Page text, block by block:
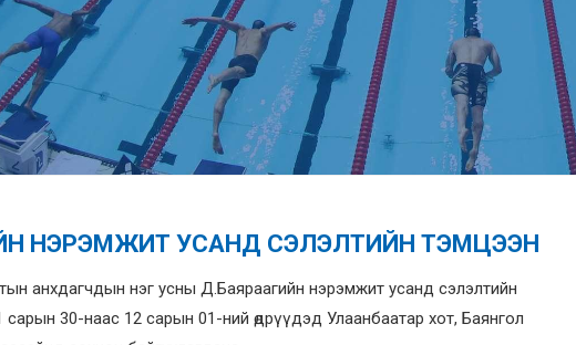
НЭРЭМЖИТ УСАНД СЭЛЭЛТИЙН ТЭМЦЭЭН
анхдагчдын нэг усны Д.Баяраагийн нэрэмжит усанд сэлэлтийн
30-наас 12 сарын 01-ний өдрүүдэд Улаанбаатар хот, Баянгол